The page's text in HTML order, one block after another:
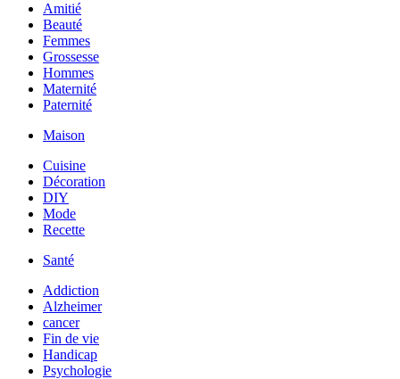
Amitié
Beauté
Femmes
Grossesse
Hommes
Maternité
Paternité
Maison
Cuisine
Décoration
DIY
Mode
Recette
Santé
Addiction
Alzheimer
cancer
Fin de vie
Handicap
Psychologie